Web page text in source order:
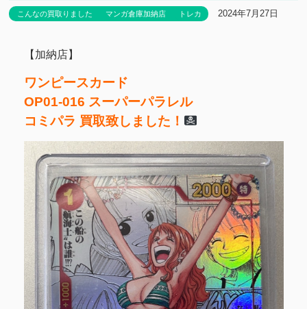
こんなの買取りました マンガ倉庫加納店 トレカ 2024年7月27日
【加納店】
ワンピースカード
OP01-016 スーパーパラレル
コミパラ 買取致しました！